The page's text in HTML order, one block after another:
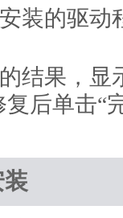
装的驱动
结果，显
后单击“